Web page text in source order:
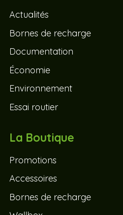
Actualités
Bornes de recharge
Documentation
Économie
Environnement
Essai routier
La Boutique
Promotions
Accessoires
Bornes de recharge